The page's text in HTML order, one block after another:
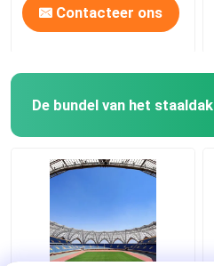
Contacteer ons
De bundel van het staaldak